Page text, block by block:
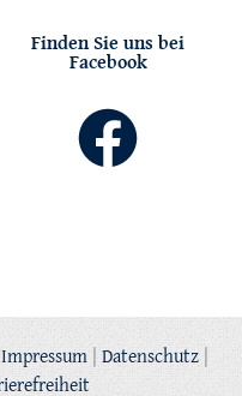
Finden Sie uns bei
Facebook
Impressum| Datenschutz|